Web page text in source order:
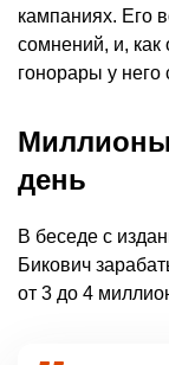
кампаниях. Его
сомнений, и,
гонорары у него
день
В беседе с
Бикович
от 3 до 4